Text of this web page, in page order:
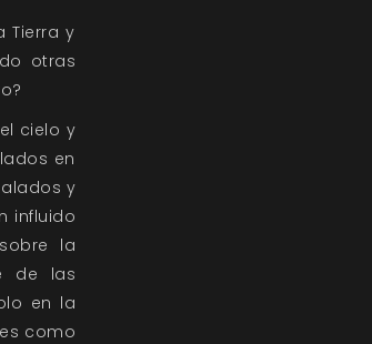
Tierra y
otras
cielo y
en
y
influido
la
de las
en la
como